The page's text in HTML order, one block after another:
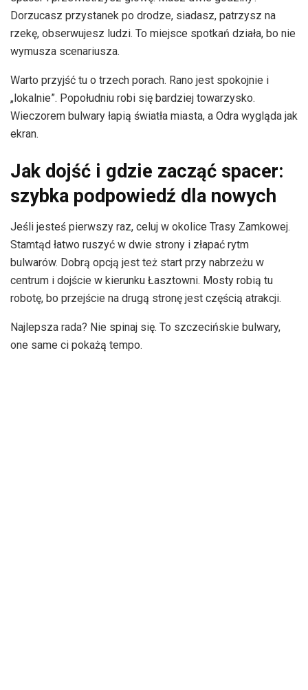
Dorzucasz przystanek po drodze, siadasz, patrzysz na
rzekę, obserwujesz ludzi. To miejsce spotkań działa, bo nie
wymusza scenariusza.
Warto przyjść tu o trzech porach. Rano jest spokojnie i
„lokalnie”. Popołudniu robi się bardziej towarzysko.
Wieczorem bulwary łapią światła miasta, a Odra wygląda jak
ekran.
Jak dojść i gdzie zacząć spacer:
szybka podpowiedź dla nowych
Jeśli jesteś pierwszy raz, celuj w okolice Trasy Zamkowej.
Stamtąd łatwo ruszyć w dwie strony i złapać rytm
bulwarów. Dobrą opcją jest też start przy nabrzeżu w
centrum i dojście w kierunku Łasztowni. Mosty robią tu
robotę, bo przejście na drugą stronę jest częścią atrakcji.
Najlepsza rada? Nie spinaj się. To szczecińskie bulwary,
one same ci pokażą tempo.